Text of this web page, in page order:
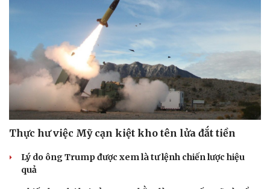
Thực hư việc Mỹ cạn kiệt kho tên lửa đắt tiền
Lý do ông Trump được xem là tư lệnh chiến lược hiệu
quả